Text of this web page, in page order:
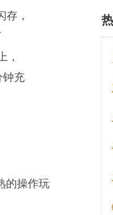
存，
，
钟充
的操作玩